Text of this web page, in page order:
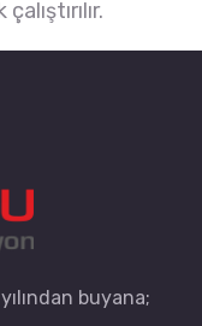
buyana;